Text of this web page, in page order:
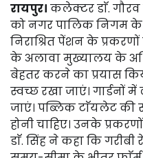
रायपुर। कलेक्टर डाॅ. गौरव
को नगर पालिक निगम के
निराश्रित पेंशन के
के अलावा मुख्यालय के
बेहतर करने का प्रयास
स्वच्छ रखा जाएं।
जाएं। पब्लिक टाॅयलेट की
होनी चाहिए। उनके
डाॅ. सिंह ने कहा कि